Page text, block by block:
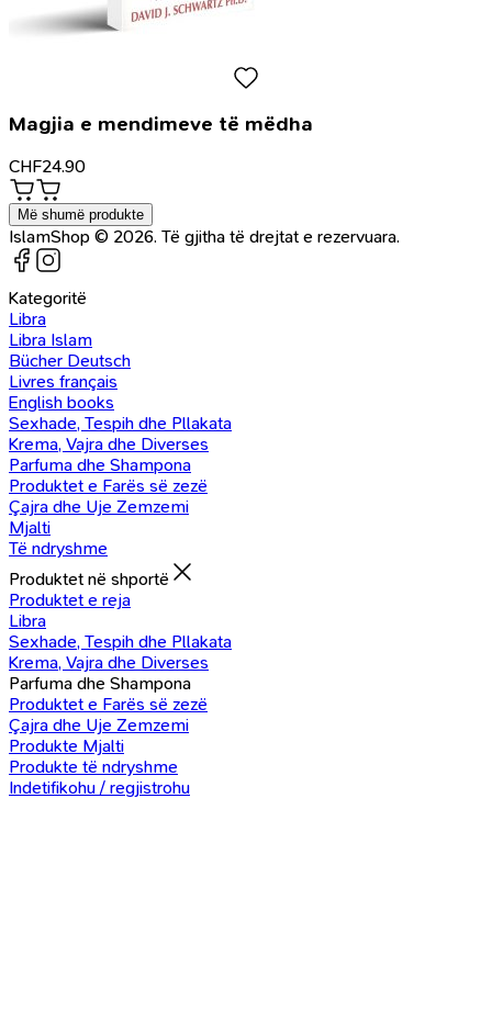
Magjia e mendimeve të mëdha
CHF24.90
Më shumë produkte
IslamShop © 2026. Të gjitha të drejtat e rezervuara.
Kategoritë
Libra
Libra Islam
Bücher Deutsch
Livres français
English books
Sexhade, Tespih dhe Pllakata
Krema, Vajra dhe Diverses
Parfuma dhe Shampona
Produktet e Farës së zezë
Çajra dhe Uje Zemzemi
Mjalti
Të ndryshme
Produktet në shportë
Produktet e reja
Libra
Sexhade, Tespih dhe Pllakata
Krema, Vajra dhe Diverses
Parfuma dhe Shampona
Produktet e Farës së zezë
Çajra dhe Uje Zemzemi
Produkte Mjalti
Produkte të ndryshme
Indetifikohu / regjistrohu